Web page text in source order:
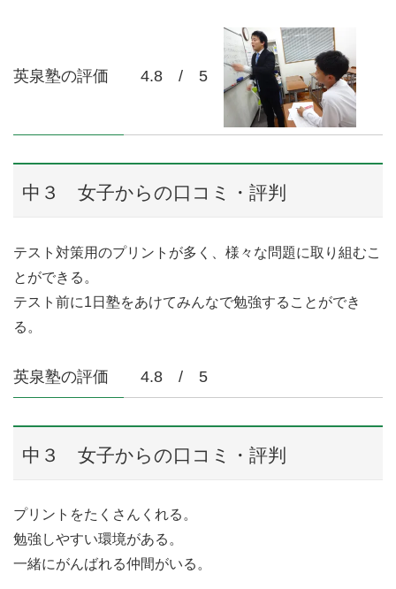
英泉塾の評価 4.8 / 5
中３ 女子からの口コミ・評判
テスト対策用のプリントが多く、様々な問題に取り組むこ
とができる。
テスト前に1日塾をあけてみんなで勉強することができ
る。
英泉塾の評価 4.8 / 5
中３ 女子からの口コミ・評判
プリントをたくさんくれる。
勉強しやすい環境がある。
一緒にがんばれる仲間がいる。